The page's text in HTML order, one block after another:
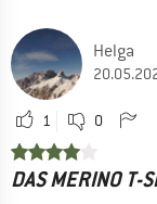
Helga
1 0
DAS MERINO T-